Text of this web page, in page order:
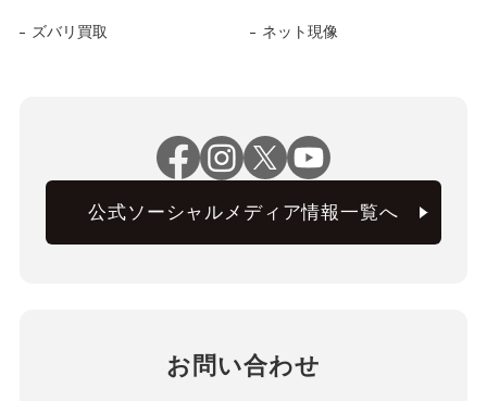
ズバリ買取 ネット現像
公式ソーシャルメディア情報一覧へ
お問い合わせ